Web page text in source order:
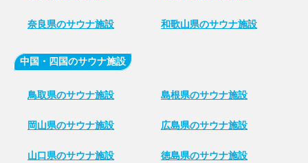
奈良県のサウナ施設 和歌山県のサウナ施設
中国・四国のサウナ施設
鳥取県のサウナ施設 島根県のサウナ施設
岡山県のサウナ施設 広島県のサウナ施設
山口県のサウナ施設 徳島県のサウナ施設